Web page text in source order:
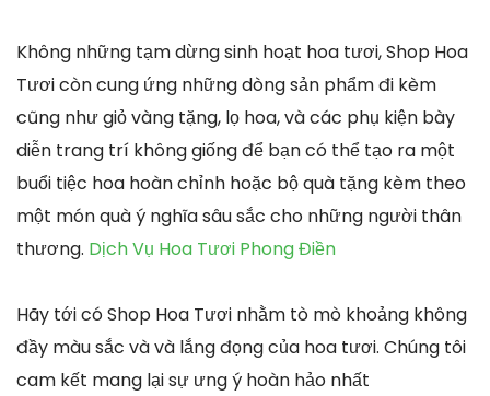
Không những tạm dừng sinh hoạt hoa tươi, Shop Hoa
Tươi còn cung ứng những dòng sản phẩm đi kèm
cũng như giỏ vàng tặng, lọ hoa, và các phụ kiện bày
diễn trang trí không giống để bạn có thể tạo ra một
buổi tiệc hoa hoàn chỉnh hoặc bộ quà tặng kèm theo
một món quà ý nghĩa sâu sắc cho những người thân
thương. Dịch Vụ Hoa Tươi Phong Điền
Hãy tới có Shop Hoa Tươi nhằm tò mò khoảng không
đầy màu sắc và và lắng đọng của hoa tươi. Chúng tôi
cam kết mang lại sự ưng ý hoàn hảo nhất